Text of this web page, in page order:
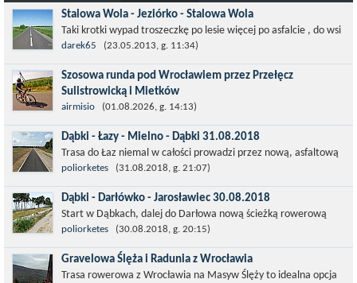
Stalowa Wola - Jeziórko - Stalowa Wola
Taki krotki wypad troszeczkę po lesie więcej po asfalcie , do wsi
której już nie ma , kopalni siarki również nie ma , a ci co
pamiętają okres...
darek65 (23.05.2013, g. 11:34)
Szosowa runda pod Wrocławiem przez Przełęcz
Sulistrowicką i Mietków
Łatwa, szosowa runda pod Wrocławiem, raczej płaska z jednym
małym podjazdem na Przełęcz Sulistrowicką od strony Olesznej.
To trasa idealna na...
airmisio (01.08.2026, g. 14:13)
Dąbki - Łazy - Mielno - Dąbki 31.08.2018
Trasa do Łaz niemal w całości prowadzi przez nową, asfaltową
ścieżkę rowerową (od Dąbek do Iwięcina wzdłuż drogi 203).
Niestety jest to trasa nie...
poliorketes (31.08.2018, g. 21:07)
Dąbki - Darłówko - Jarosławiec 30.08.2018
Start w Dąbkach, dalej do Darłowa nową ścieżką rowerową
(niekiedy pieszo-rowerową), gdzie na pierwszym rondzie zjazd
w stronę Darłówka Zachodniego....
poliorketes (30.08.2018, g. 20:15)
Gravelowa Ślęża i Radunia z Wrocławia
Trasa rowerowa z Wrocławia na Masyw Ślęży to idealna opcja